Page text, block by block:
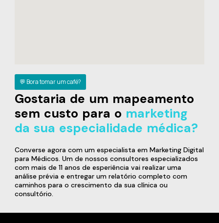
💬 Bora tomar um café?
Gostaria de um mapeamento
sem custo para o marketing
da sua especialidade médica?
Converse agora com um especialista em Marketing Digital
para Médicos. Um de nossos consultores especializados
com mais de 11 anos de esperiência vai realizar uma
análise prévia e entregar um relatório completo com
caminhos para o crescimento da sua clínica ou
consultório.